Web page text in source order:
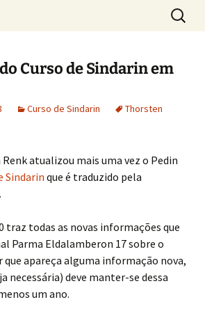
Élfico
d'O Senhor dos Anéis
por:
Curso de Sindarin em
Curso de Sindarin
Thorsten
atualizou mais uma vez o Pedin
Sindarin que é traduzido pela
traz todas as novas informações que
Parma Eldalamberon 17 sobre o
que apareça alguma informação nova,
necessária) deve manter-se dessa
um ano.